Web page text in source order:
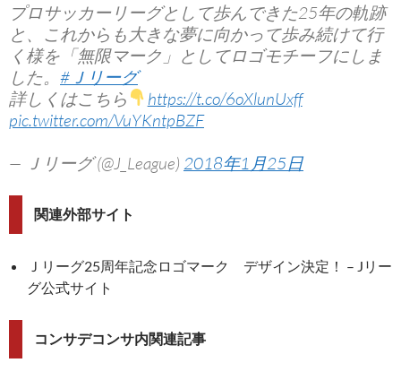
プロサッカーリーグとして歩んできた25年の軌跡
と、これからも大きな夢に向かって歩み続けて行
く様を「無限マーク」としてロゴモチーフにしま
した。 #Ｊリーグ
詳しくはこちら
https://t.co/6oXlunUxff
pic.twitter.com/VuYKntpBZF
— Ｊリーグ (@J_League) 2018年1月25日
関連外部サイト
Ｊリーグ25周年記念ロゴマーク デザイン決定！ – Jリー
グ公式サイト
コンサデコンサ内関連記事